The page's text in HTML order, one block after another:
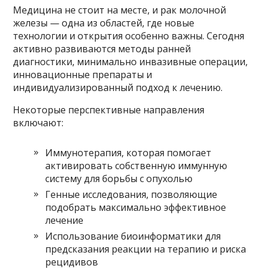
Медицина не стоит на месте, и рак молочной
железы — одна из областей, где новые
технологии и открытия особенно важны. Сегодня
активно развиваются методы ранней
диагностики, минимально инвазивные операции,
инновационные препараты и
индивидуализированный подход к лечению.
Некоторые перспективные направления
включают:
Иммунотерапия, которая помогает
активировать собственную иммунную
систему для борьбы с опухолью
Генные исследования, позволяющие
подобрать максимально эффективное
лечение
Использование биоинформатики для
предсказания реакции на терапию и риска
рецидивов